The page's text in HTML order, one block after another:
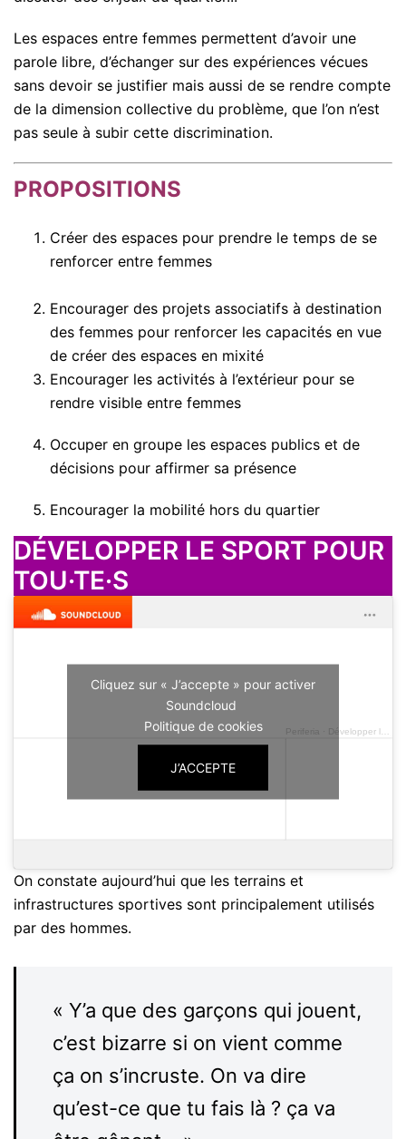
Les espaces entre femmes permettent d’avoir une
parole libre, d’échanger sur des expériences vécues
sans devoir se justifier mais aussi de se rendre compte
de la dimension collective du problème, que l’on n’est
pas seule à subir cette discrimination.
PROPOSITIONS
Créer des espaces pour prendre le temps de se
renforcer entre femmes
Encourager des projets associatifs à destination
des femmes pour renforcer les capacités en vue
de créer des espaces en mixité
Encourager les activités à l’extérieur pour se
rendre visible entre femmes
Occuper en groupe les espaces publics et de
décisions pour affirmer sa présence
Encourager la mobilité hors du quartier
DÉVELOPPER LE SPORT POUR
TOU·TE·S
Développer le Sport- PIERRON
Cliquez sur « J’accepte » pour activer
Soundcloud
Politique de cookies
J’ACCEPTE
On constate aujourd’hui que les terrains et
infrastructures sportives sont principalement utilisés
par des hommes.
« Y’a que des garçons qui jouent,
c’est bizarre si on vient comme
ça on s’incruste. On va dire
qu’est-ce que tu fais là ? ça va